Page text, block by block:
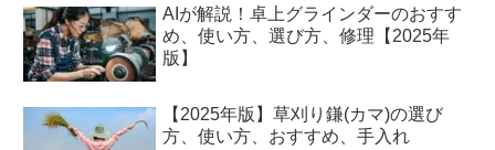
AIが解説！卓上グラインダーのおすす
め、使い方、選び方、修理【2025年
版】
【2025年版】草刈り鎌(カマ)の選び
方、使い方、おすすめ、手入れ